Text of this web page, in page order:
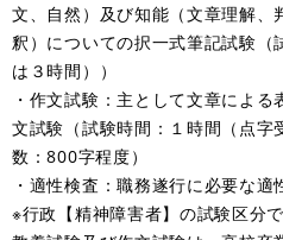
文、自然）及び知能（文章理解、
釈）についての択一式筆記試験
は３時間））
・作文試験：主として文章によ
文試験（試験時間：１時間（点
数：800字程度）
・適性検査：職務遂行に必要な適
※行政【精神障害者】の試験区分で